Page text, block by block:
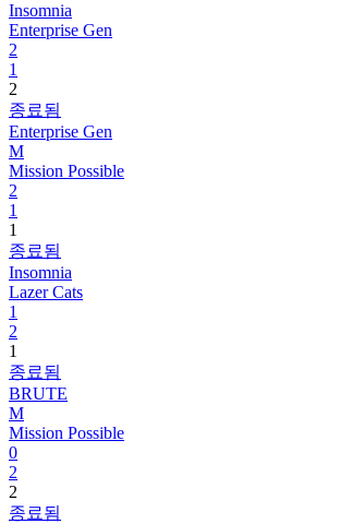
Insomnia
Enterprise Gen
2
1
2
종료됨
Enterprise Gen
M
Mission Possible
2
1
1
종료됨
Insomnia
Lazer Cats
1
2
1
종료됨
BRUTE
M
Mission Possible
0
2
2
종료됨